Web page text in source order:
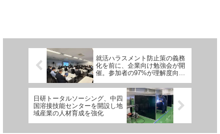
就活ハラスメント防止策の義務
化を前に、企業向け勉強会が開
催。参加者の97%が理解度向上
日研トータルソーシング、中四
国溶接技能センターを開設し地
域産業の人材育成を強化